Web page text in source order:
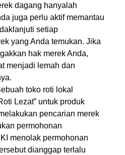
dagang hanyalah
juga perlu aktif memantau
setiap
yang Anda temukan. Jika
hak merek Anda,
menjadi lemah dan
toko roti lokal
Lezat” untuk produk
pencarian merek
permohonan
menolak permohonan
dianggap terlalu